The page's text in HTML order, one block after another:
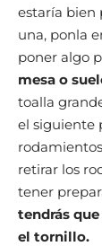
estaría bien
una, ponla
poner algo
mesa o
toalla
el siguiente
retirar los
tener
tendrás
el tornillo.